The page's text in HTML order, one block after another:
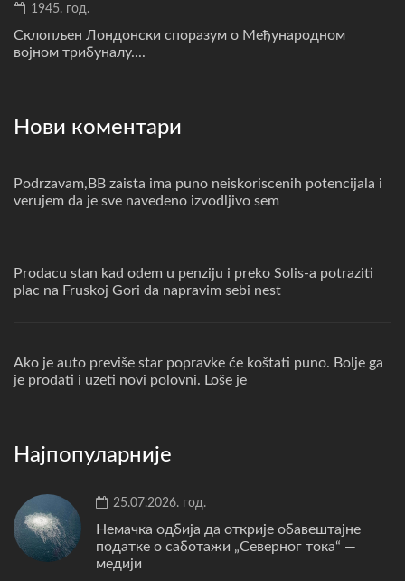
1945. год.
Склопљен Лондонски споразум о Међународном
војном трибуналу....
Нови коментари
Podrzavam,BB zaista ima puno neiskoriscenih potencijala i
verujem da je sve navedeno izvodljivo sem
Prodacu stan kad odem u penziju i preko Solis-a potraziti
plac na Fruskoj Gori da napravim sebi nest
Ako je auto previše star popravke će koštati puno. Bolje ga
je prodati i uzeti novi polovni. Loše je
Најпопуларније
25.07.2026. год.
Немачка одбија да открије обавештајне
податке о саботажи „Северног тока“ —
медији